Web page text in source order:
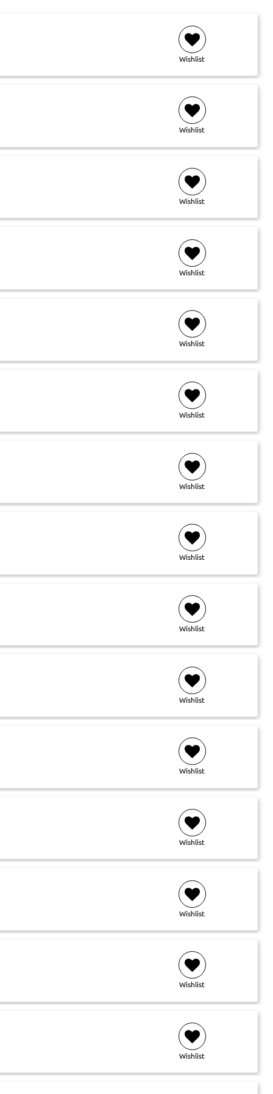
Wishlist
Wishlist
Wishlist
Wishlist
Wishlist
Wishlist
Wishlist
Wishlist
Wishlist
Wishlist
Wishlist
Wishlist
Wishlist
Wishlist
Wishlist